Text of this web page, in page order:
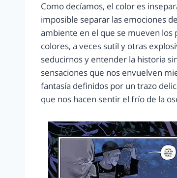
Como decíamos, el color es
imposible separar las emociones
ambiente en el que se mueven los
colores, a veces sutil y otras
seducirnos y entender la historia
sensaciones que nos envuelven
fantasía definidos por un trazo
que nos hacen sentir el frío de la